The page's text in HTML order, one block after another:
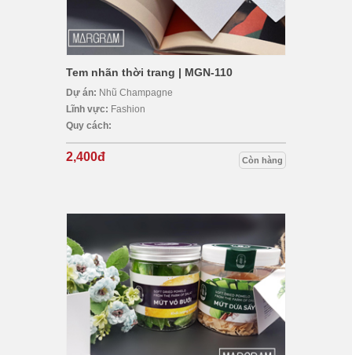
Tem nhãn thời trang | MGN-110
Dự án: Nhũ Champagne
Lĩnh vực: Fashion
Quy cách:
2,400đ Còn hàng